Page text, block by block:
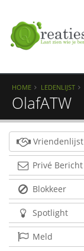
HOME LEDENLIJST
OlafATW
Vriendenlijst
Privé Bericht
Blokkeer
Spotlight
Meld